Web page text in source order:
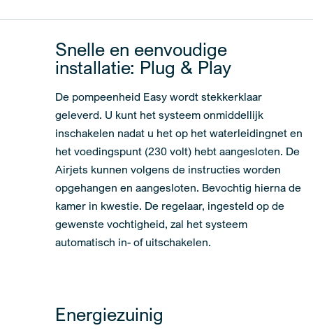
Snelle en eenvoudige
installatie: Plug & Play
De pompeenheid Easy wordt stekkerklaar
geleverd. U kunt het systeem onmiddellijk
inschakelen nadat u het op het waterleidingnet en
het voedingspunt (230 volt) hebt aangesloten. De
Airjets kunnen volgens de instructies worden
opgehangen en aangesloten. Bevochtig hierna de
kamer in kwestie. De regelaar, ingesteld op de
gewenste vochtigheid, zal het systeem
automatisch in- of uitschakelen.
Energiezuinig